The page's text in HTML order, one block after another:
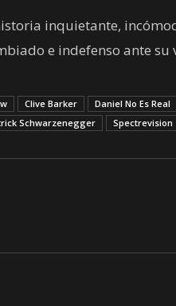
inquietante,
e indefenso ante
Clive Barker Daniel No Es Real
Schwarzenegger Spectrevision